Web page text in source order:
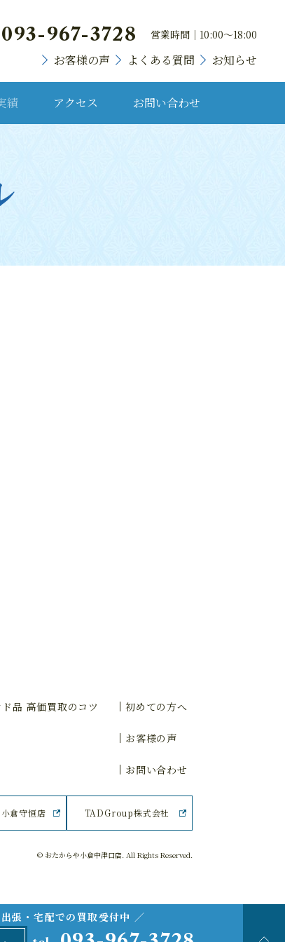
093-967-3728 営業時間｜10:00～18:00
お客様の声 よくある質問 お知らせ
績
ッグ
アクセス お問い合わせ
品 高価買取のコツ 初めての方へ
お客様の声
お問い合わせ
倉守恒店 TADGroup株式会社
© おたからや小倉中津口店. All Rights Reserved.
張・宅配での買取受付中 ／